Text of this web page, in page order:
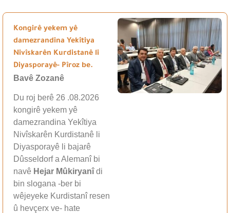
Kongirê yekem yê
damezrandina Yekîtiya
Nivîskarên Kurdistanê li
Diyasporayê- Pîroz be.
Bavê Zozanê
Du roj berê 26 .08.2026
kongirê yekem yê
damezrandina Yekîtiya
Nivîskarên Kurdistanê li
Diyasporayê li bajarê
Dûsseldorf a Alemanî bi
navê Hejar Mûkiryanîdi
bin slogana -ber bi
wêjeyeke Kurdistanî resen
û hevçerx ve- hate